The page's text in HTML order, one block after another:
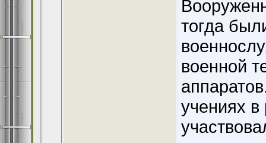
тогда
военной
учениях